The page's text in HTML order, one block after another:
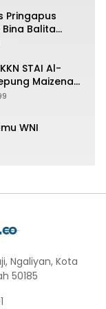
Pringapus
Bina Balita
2026
STAI Al-
Maizena
WNI
Ngaliyan, Kota
50185